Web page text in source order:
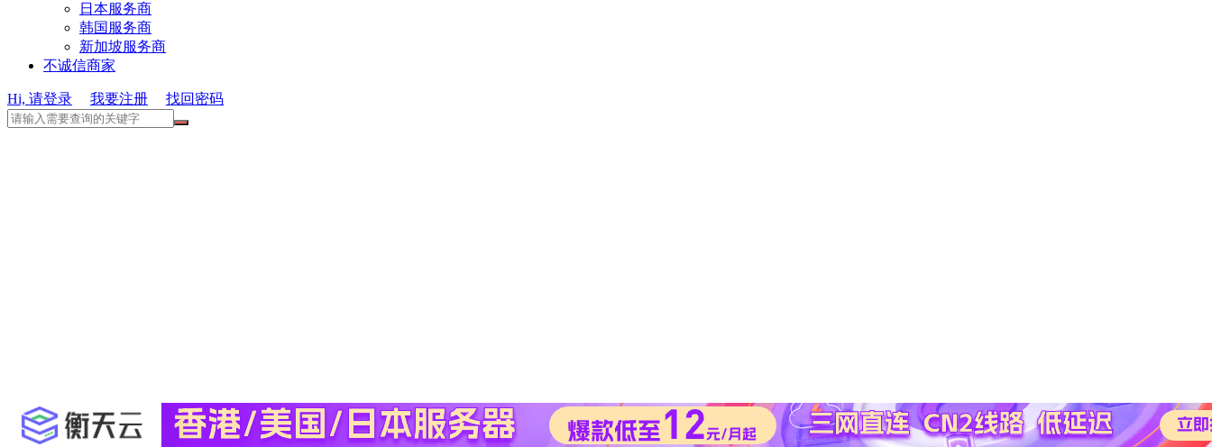
日本服务商
韩国服务商
新加坡服务商
不诚信商家
Hi, 请登录 我要注册 找回密码